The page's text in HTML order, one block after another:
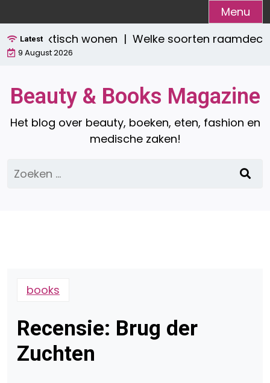
naar
de
inhoud
Menu
Latest
praktisch wonen |Welke soorten
9 August 2026
Beauty & Books Magazine
Het blog over beauty, boeken, eten, fashion en
medische zaken!
Zoeken
naar:
books
Recensie: Brug der
Zuchten